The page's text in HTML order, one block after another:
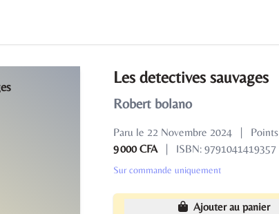
Les detectives sauvages
Robert bolano
Paru le 22 Novembre 2024 |
Points
9 000 CFA
| ISBN: 9791041419357
Sur commande uniquement
Ajouter au panier